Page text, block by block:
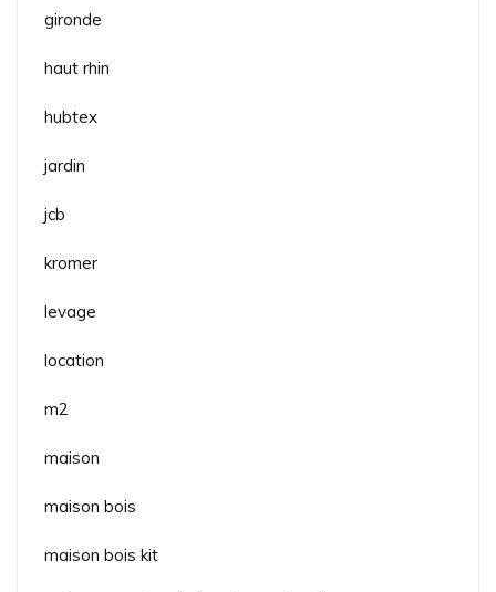
gironde
haut rhin
hubtex
jardin
jcb
kromer
levage
location
m2
maison
maison bois
maison bois kit